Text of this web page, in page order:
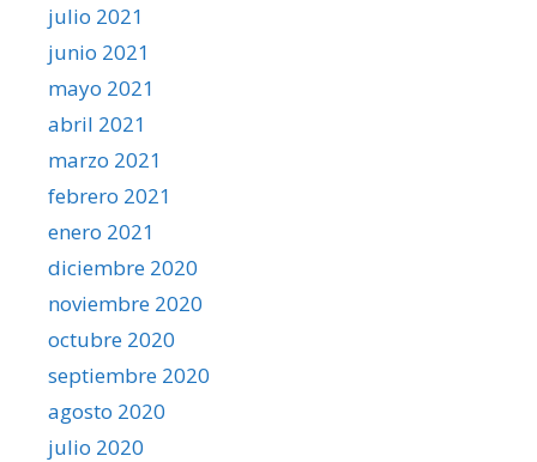
julio 2021
junio 2021
mayo 2021
abril 2021
marzo 2021
febrero 2021
enero 2021
diciembre 2020
noviembre 2020
octubre 2020
septiembre 2020
agosto 2020
julio 2020